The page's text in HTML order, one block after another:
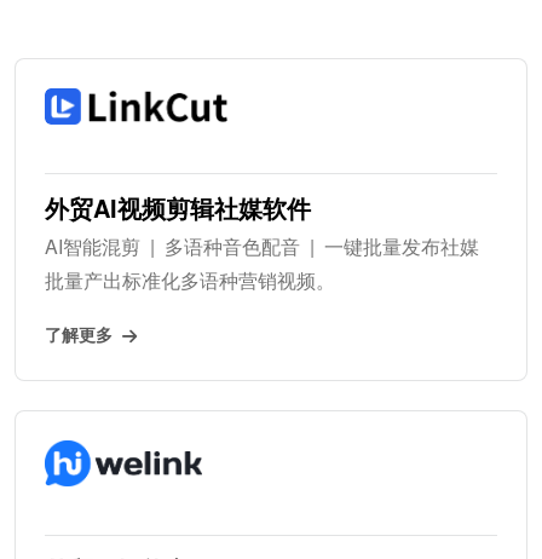
外贸AI视频剪辑社媒软件
AI智能混剪 | 多语种音色配音 | 一键批量发布社媒
批量产出标准化多语种营销视频。
了解更多